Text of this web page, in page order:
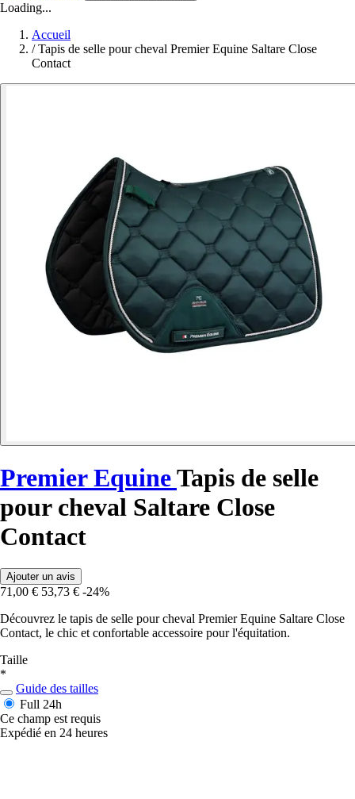
Loading...
Accueil
/ Tapis de selle pour cheval Premier Equine Saltare Close
Contact
Premier EquineTapis de selle
pour cheval Saltare Close
Contact
Ajouter un avis
71,00 € 53,73 € -24%
Découvrez le tapis de selle pour cheval Premier Equine Saltare Close
Contact, le chic et confortable accessoire pour l'équitation.
Taille
*
Guide des tailles
Full 24h
Ce champ est requis
Expédié en 24 heures